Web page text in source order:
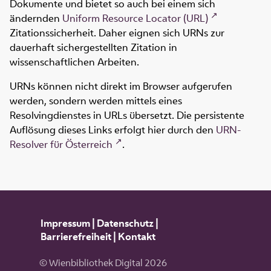
Dokumente und bietet so auch bei einem sich
ändernden Uniform Resource Locator (URL)
Zitationssicherheit. Daher eignen sich URNs zur
dauerhaft sichergestellten Zitation in
wissenschaftlichen Arbeiten.
URNs können nicht direkt im Browser aufgerufen
werden, sondern werden mittels eines
Resolvingdienstes in URLs übersetzt. Die persistente
Auflösung dieses Links erfolgt hier durch den URN-
Resolver für Österreich
.
Impressum| Datenschutz|
Barrierefreiheit| Kontakt
© Wienbibliothek Digital 2026